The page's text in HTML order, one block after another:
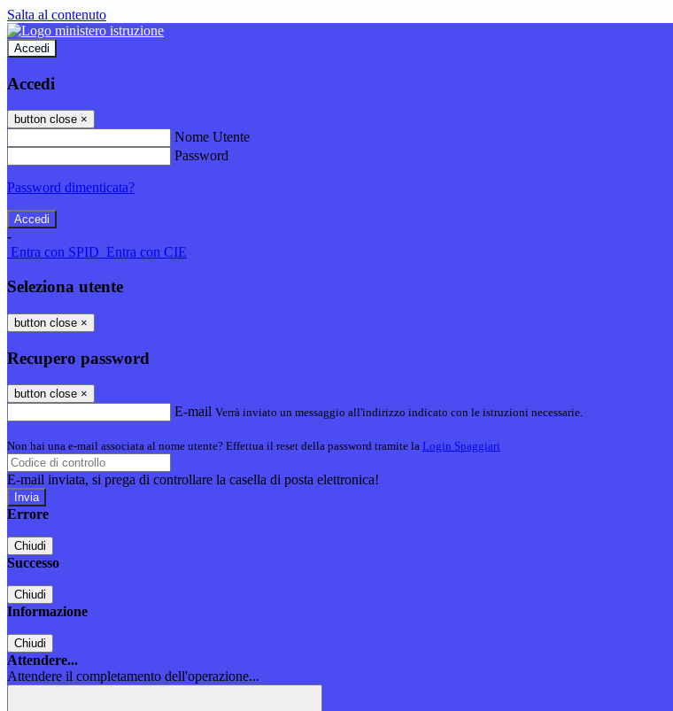
Salta al contenuto
Accedi
Accedi
button close ×
Nome Utente
Password
Password dimenticata?
-
Entra con SPID Entra con CIE
Seleziona utente
button close ×
Recupero password
button close ×
E-mail Verrà inviato un messaggio all'indirizzo indicato con le istruzioni necessarie.
Non hai una e-mail associata al nome utente? Effettua il reset della password tramite la Login Spaggiari
E-mail inviata, si prega di controllare la casella di posta elettronica!
Errore
Chiudi
Successo
Chiudi
Informazione
Chiudi
Attendere...
Attendere il completamento dell'operazione...